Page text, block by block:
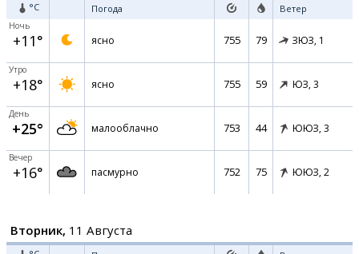
°C Погода Ветер
Ночь
+11° ясно 755 79 ЗЮЗ, 1
Утро
+18° ясно 755 59 ЮЗ, 3
День
+25° малооблачно 753 44 ЮЮЗ, 3
Вечер
+16° пасмурно 752 75 ЮЮЗ, 2
Вторник, 11 Августа